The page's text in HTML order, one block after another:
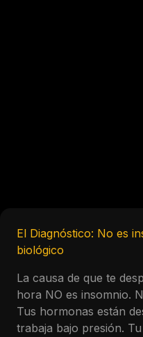
El Diagnóstico: No es
biológico
La causa de que te
hora NO es insomnio.
Tus hormonas están
trabaja bajo presión.